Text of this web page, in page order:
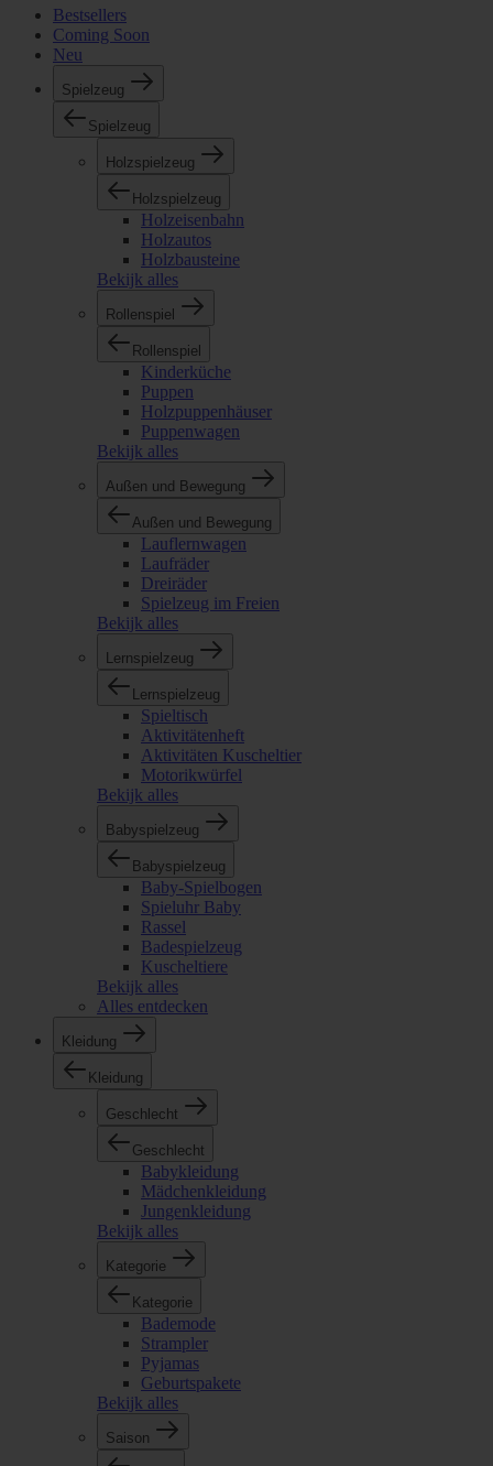
Bestsellers
Coming Soon
Neu
Spielzeug
Spielzeug
Holzspielzeug
Holzspielzeug
Holzeisenbahn
Holzautos
Holzbausteine
Bekijk alles
Rollenspiel
Rollenspiel
Kinderküche
Puppen
Holzpuppenhäuser
Puppenwagen
Bekijk alles
Außen und Bewegung
Außen und Bewegung
Lauflernwagen
Laufräder
Dreiräder
Spielzeug im Freien
Bekijk alles
Lernspielzeug
Lernspielzeug
Spieltisch
Aktivitätenheft
Aktivitäten Kuscheltier
Motorikwürfel
Bekijk alles
Babyspielzeug
Babyspielzeug
Baby-Spielbogen
Spieluhr Baby
Rassel
Badespielzeug
Kuscheltiere
Bekijk alles
Alles entdecken
Kleidung
Kleidung
Geschlecht
Geschlecht
Babykleidung
Mädchenkleidung
Jungenkleidung
Bekijk alles
Kategorie
Kategorie
Bademode
Strampler
Pyjamas
Geburtspakete
Bekijk alles
Saison